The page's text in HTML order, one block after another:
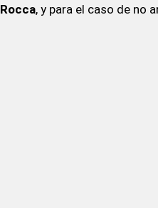
Rocca, y para el caso de no